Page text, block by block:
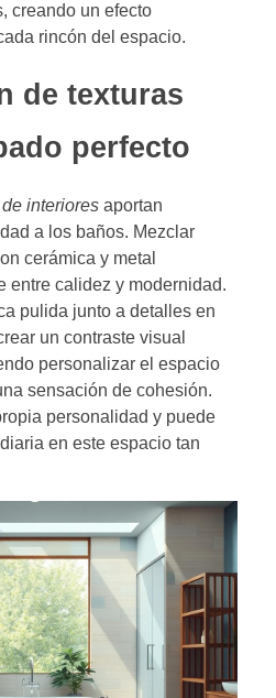
creando un efecto
rincón del espacio.
de texturas
perfecto
interiores aportan
a los baños. Mezclar
cerámica y metal
entre calidez y modernidad.
pulida junto a detalles en
un contraste visual
personalizar el espacio
sensación de cohesión.
personalidad y puede
en este espacio tan